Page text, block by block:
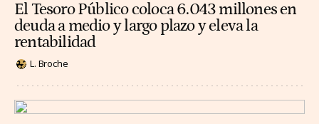
El Tesoro Público coloca 6.043 millones en
deuda a medio y largo plazo y eleva la
rentabilidad
L. Broche